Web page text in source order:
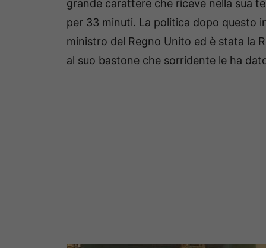
grande carattere che riceve nella sua
per 33 minuti. La politica dopo questo
ministro del Regno Unito ed è stata la
al suo bastone che sorridente le ha